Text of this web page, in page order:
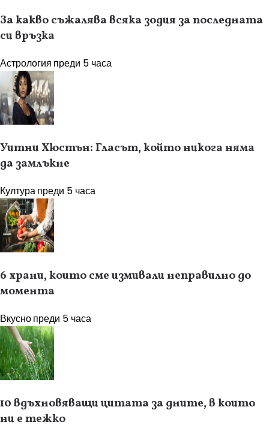
За какво съжалява всяка зодия за последната
си връзка
Астрология преди 5 часа
Уитни Хюстън: Гласът, който никога няма
да замлъкне
Културапреди 5 часа
6 храни, които сме измивали неправилно до
момента
Вкуснопреди 5 часа
10 вдъхновяващи цитата за дните, в които
ни е тежко